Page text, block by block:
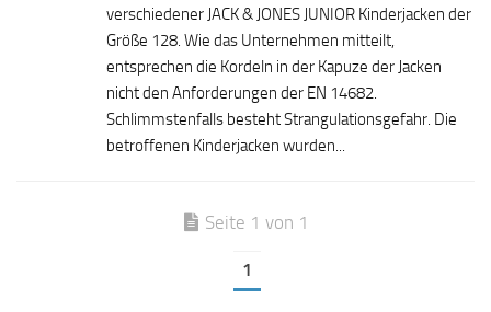
verschiedener JACK & JONES JUNIOR Kinderjacken der
Größe 128. Wie das Unternehmen mitteilt,
entsprechen die Kordeln in der Kapuze der Jacken
nicht den Anforderungen der EN 14682.
Schlimmstenfalls besteht Strangulationsgefahr. Die
betroffenen Kinderjacken wurden...
Seite 1 von 1
1